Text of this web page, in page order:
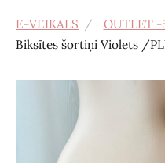
E-VEIKALS
OUTLET -
Biksītes šortiņi Violets /